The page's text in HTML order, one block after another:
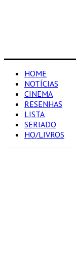
HOME
NOTÍCIAS
CINEMA
RESENHAS
LISTA
SERIADO
HQ/LIVROS